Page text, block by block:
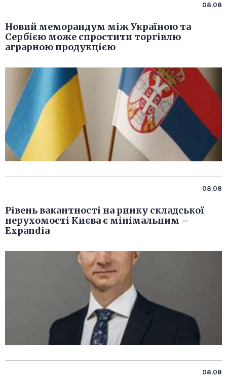
08.08
Новий меморандум між Україною та
Сербією може спростити торгівлю
аграрною продукцією
08.08
Рівень вакантності на ринку складської
нерухомості Києва є мінімальним –
Expandia
08.08